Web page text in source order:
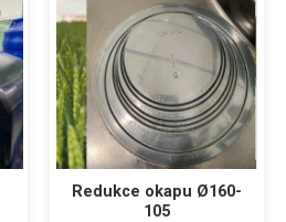
Redukce okapu Ø160-
105